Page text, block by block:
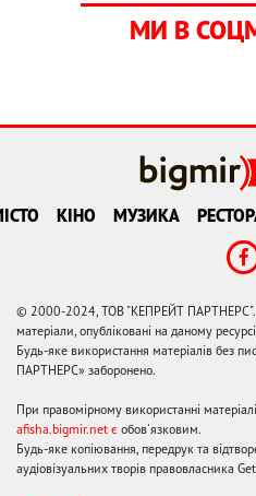
МИ В
КІНО МУЗИКА
© 2000-2024, ТОВ "КЕПРЕЙТ ПАРТНЕРС".
матеріали, опубліковані на даному
Будь-яке використання матеріалів без
ПАРТНЕРС» заборонено.
При правомірному використанні
afisha.bigmir.net є обов'язковим.
Будь-яке копіювання, передрук та
аудіовізуальних творів правовласника